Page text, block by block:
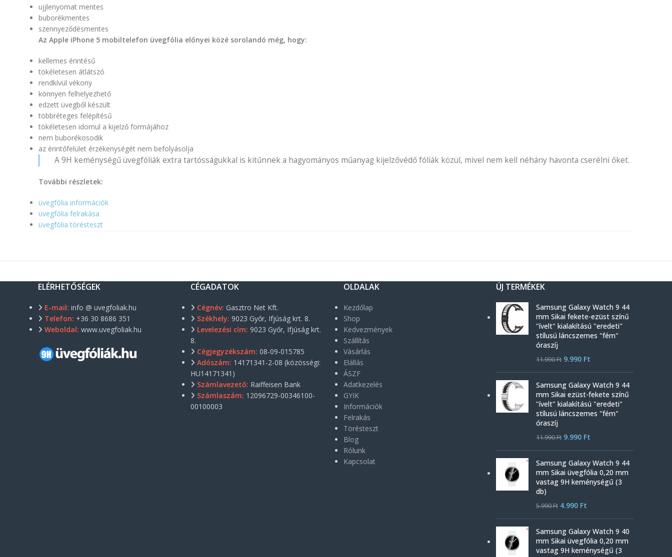
ujjlenyomat mentes
buborékmentes
szennyeződésmentes
Az Apple iPhone 5 mobiltelefon üvegfólia előnyei közé sorolandó még, hogy:
kellemes érintésű
tökéletesen átlátszó
rendkívül vékony
könnyen felhelyezhető
edzett üvegből készült
többréteges felépítésű
tökéletesen idomul a kijelző formájához
nem buborékosodik
az érintőfelület érzékenységét nem befolyásolja
A 9H keménységű üvegfóliák extra tartósságukkal is kitűnnek a hagyományos műanyag kijelzővédő fóliák közül, mivel nem kell néhány havonta cserélni őket.
További részletek:
üvegfólia információk
üvegfólia felrakása
üvegfólia törésteszt
ELÉRHETŐSÉGEK
E-mail: info @ uvegfoliak.hu
Telefon: +36 30 8686 351
Weboldal: www.uvegfoliak.hu
CÉGADATOK
Cégnév: Gasztro Net Kft.
Székhely: 9023 Győr, Ifjúság krt. 8.
Levelezési cím: 9023 Győr, Ifjúság krt.
8.
Cégjegyzékszám: 08-09-015785
Adószám: 14171341-2-08 (közösségi:
HU14171341)
Számlavezető: Raiffeisen Bank
Számlaszám: 12096729-00346100-
00100003
OLDALAK
Kezdőlap
Shop
Kedvezmények
Szállítás
Vásárlás
Elállás
ÁSZF
Adatkezelés
GYIK
Információk
Felrakás
Törésteszt
Blog
Rólunk
Kapcsolat
ÚJ TERMÉKEK
Samsung Galaxy Watch 9 44
mm Sikai fekete-ezüst színű
"ívelt" kialakítású "eredeti"
stílusú láncszemes "fém"
óraszíj
11.990Ft 9.990 Ft
Samsung Galaxy Watch 9 44
mm Sikai ezüst-fekete színű
"ívelt" kialakítású "eredeti"
stílusú láncszemes "fém"
óraszíj
11.990Ft 9.990 Ft
Samsung Galaxy Watch 9 44
mm Sikai üvegfólia 0,20 mm
vastag 9H keménységű (3
db)
5.990Ft 4.990 Ft
Samsung Galaxy Watch 9 40
mm Sikai üvegfólia 0,20 mm
vastag 9H keménységű (3